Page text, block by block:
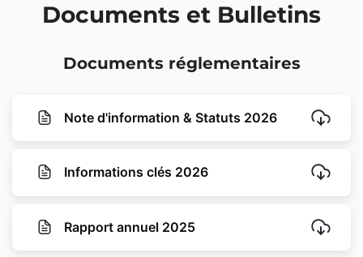
Documents et Bulletins
Documents réglementaires
Note d'information & Statuts 2026
Informations clés 2026
Rapport annuel 2025